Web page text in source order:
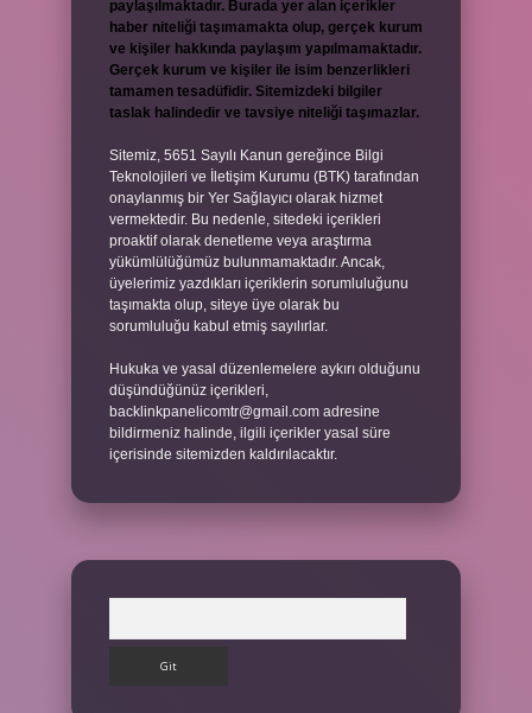
paylaşılmaktadır. Burada yer alan içerikler
haber niteliği taşımamakta olup, gerçek kurum
ve kişiler hakkında paylaşım yapılmamaktadır.
Gerçek kurum ve kişiler ile isim benzerlikleri
tamamen tesadüfidir. Sitemizdeki bilgiler
taslak halindedir ve tavsiye niteliği taşımazlar.
Sitemiz, 5651 Sayılı Kanun gereğince Bilgi
Teknolojileri ve İletişim Kurumu (BTK) tarafından
onaylanmış bir Yer Sağlayıcı olarak hizmet
vermektedir. Bu nedenle, sitedeki içerikleri
proaktif olarak denetleme veya araştırma
yükümlülüğümüz bulunmamaktadır. Ancak,
üyelerimiz yazdıkları içeriklerin sorumluluğunu
taşımakta olup, siteye üye olarak bu
sorumluluğu kabul etmiş sayılırlar.
Hukuka ve yasal düzenlemelere aykırı olduğunu
düşündüğünüz içerikleri,
backlinkpanelicomtr@gmail.com adresine
bildirmeniz halinde, ilgili içerikler yasal süre
içerisinde sitemizden kaldırılacaktır.